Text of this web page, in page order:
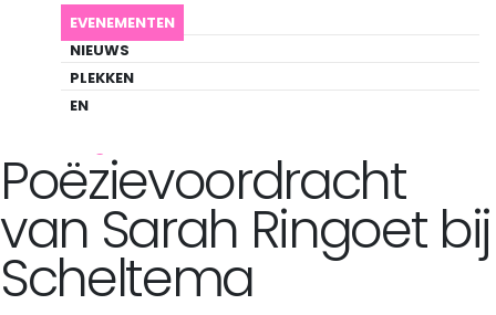
EVENEMENTEN
NIEUWS
PLEKKEN
EN
POËZIEVOORDRACHT VAN SARAH RINGOET BI...
Evenement
Poëzievoordracht
van Sarah Ringoet bij
Scheltema